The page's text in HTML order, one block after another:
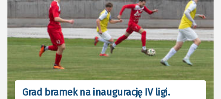
Grad bramek na inaugurację IV ligi.